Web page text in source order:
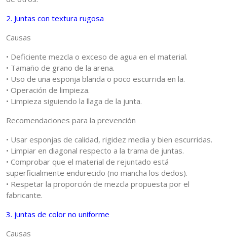
2. Juntas con textura rugosa
Causas
• Deficiente mezcla o exceso de agua en el material.
• Tamaño de grano de la arena.
• Uso de una esponja blanda o poco escurrida en la.
• Operación de limpieza.
• Limpieza siguiendo la llaga de la junta.
Recomendaciones para la prevención
• Usar esponjas de calidad, rigidez media y bien escurridas.
• Limpiar en diagonal respecto a la trama de juntas.
• Comprobar que el material de rejuntado está
superficialmente endurecido (no mancha los dedos).
• Respetar la proporción de mezcla propuesta por el
fabricante.
3. juntas de color no uniforme
Causas